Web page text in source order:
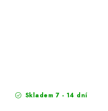
Skladem 7 - 14 dní